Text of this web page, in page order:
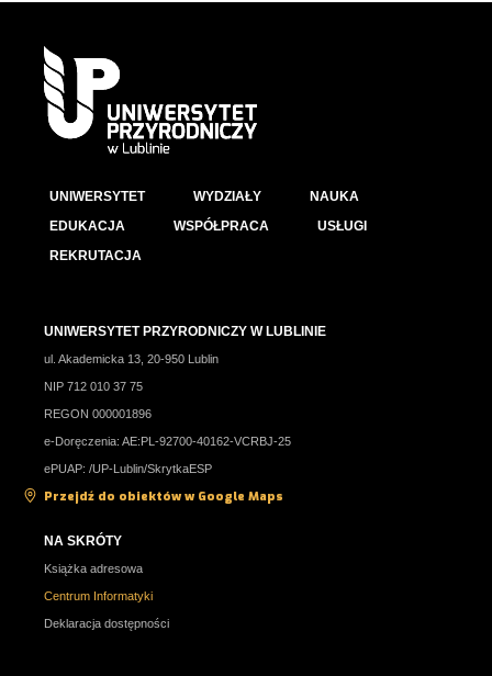
UNIWERSYTET WYDZIAŁY
NAUKA
EDUKACJA
WSPÓŁPRACA
USŁUGI
REKRUTACJA
UNIWERSYTET PRZYRODNICZY W LUBLINIE
ul. Akademicka 13, 20-950 Lublin
NIP 712 010 37 75
REGON 000001896
e-Doręczenia: AE:PL-92700-40162-VCRBJ-25
ePUAP: /UP-Lublin/SkrytkaESP
Przejdź do obiektów w Google Maps
NA SKRÓTY
Książka adresowa
Centrum Informatyki
Deklaracja dostępności